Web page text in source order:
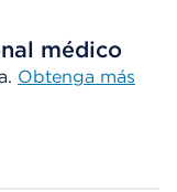
médico
Obtenga más